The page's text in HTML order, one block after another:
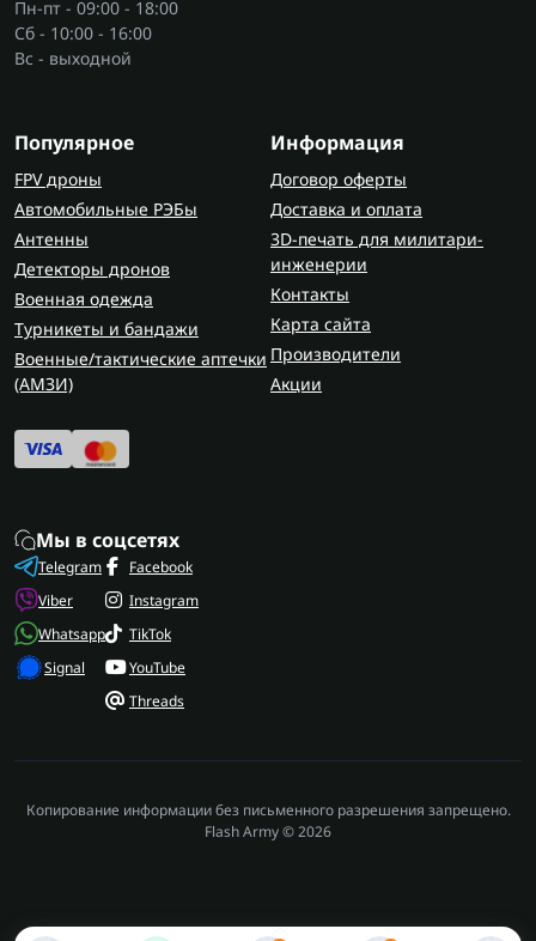
Пн-пт - 09:00 - 18:00
Сб - 10:00 - 16:00
Вс - выходной
Популярное
FPV дроны
Автомобильные РЭБы
Антенны
Детекторы дронов
Военная одежда
Турникеты и бандажи
Военные/тактические аптечки
(AMЗИ)
Информация
Договор оферты
Доставка и оплата
3D-печать для милитари-
инженерии
Контакты
Карта сайта
Производители
Акции
Мы в соцсетях
Telegram
Viber
Whatsapp
Signal
Facebook
Instagram
TikTok
YouTube
Threads
Копирование информации без письменного разрешения запрещено.
Flash Army © 2026